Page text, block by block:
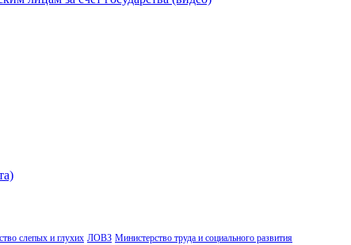
слепых и глухих ЛОВЗ Министерство труда и социального развития